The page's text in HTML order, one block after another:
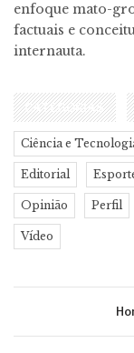
enfoque mato-
factuais e
internauta.
CATEGORIAS
Ciência e
Editorial
Opinião Perfil
Vídeo